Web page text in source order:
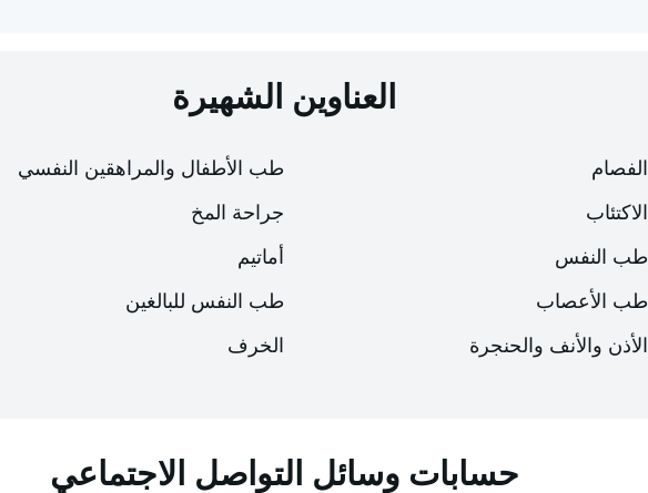
حجم الخط 100%
العناوين الشهيرة
الفصام
الاكتئاب
طب النفس
طب الأعصاب
الأذن والأنف والحنجرة
طب الأطفال والمراهقين النفسي
جراحة المخ
أماتيم
طب النفس للبالغين
الخرف
حسابات وسائل التواصل الاجتماعي
حجم الخط 100%